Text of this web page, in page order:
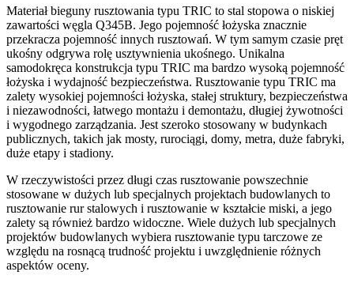
Materiał bieguny rusztowania typu TRIC to stal stopowa o niskiej
zawartości węgla Q345B. Jego pojemność łożyska znacznie
przekracza pojemność innych rusztowań. W tym samym czasie pręt
ukośny odgrywa rolę usztywnienia ukośnego. Unikalna
samodokręca konstrukcja typu TRIC ma bardzo wysoką pojemność
łożyska i wydajność bezpieczeństwa. Rusztowanie typu TRIC ma
zalety wysokiej pojemności łożyska, stałej struktury, bezpieczeństwa
i niezawodności, łatwego montażu i demontażu, długiej żywotności
i wygodnego zarządzania. Jest szeroko stosowany w budynkach
publicznych, takich jak mosty, rurociągi, domy, metra, duże fabryki,
duże etapy i stadiony.
W rzeczywistości przez długi czas rusztowanie powszechnie
stosowane w dużych lub specjalnych projektach budowlanych to
rusztowanie rur stalowych i rusztowanie w kształcie miski, a jego
zalety są również bardzo widoczne. Wiele dużych lub specjalnych
projektów budowlanych wybiera rusztowanie typu tarczowe ze
względu na rosnącą trudność projektu i uwzględnienie różnych
aspektów oceny.